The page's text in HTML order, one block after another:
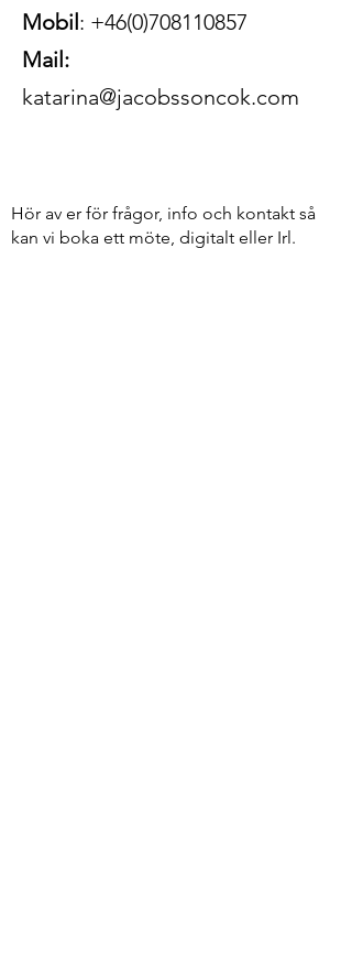
Mobil: +46(0)708110857
Mail:
katarina@jacobssoncok.com
Hör av er för frågor, info och kontakt så
kan vi boka ett möte, digitalt eller Irl.